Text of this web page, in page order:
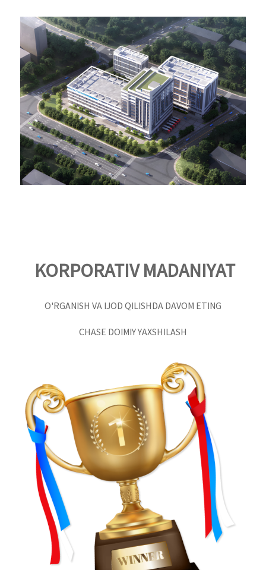
KORPORATIV MADANIYAT
O'RGANISH VA IJOD QILISHDA DAVOM ETING
CHASE DOIMIY YAXSHILASH